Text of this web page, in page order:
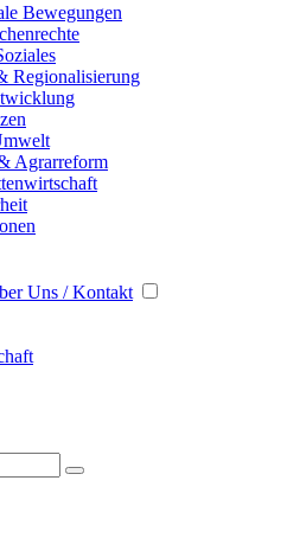
Bewegungen
Regionalisierung
Agrarreform
Uns / Kontakt